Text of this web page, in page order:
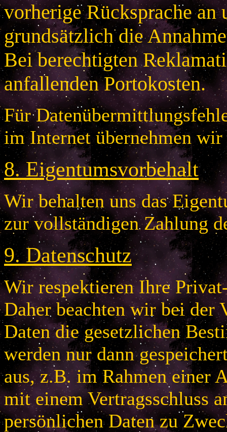
vorherige Rücksprache
grundsätzlich die
Bei berechtigten
anfallenden Portokosten.
Für
im Internet übernehmen
8.Eigentumsvorbehalt
Wir behalten uns das
zur vollständigen Zahlung
9.Datenschutz
Wir respektieren Ihre
Daher beachten wir bei der
Daten die gesetzlichen
werden nur dann
aus, z.B. im Rahmen einer
mit einem Vertragsschluss
persönlichen Daten zu